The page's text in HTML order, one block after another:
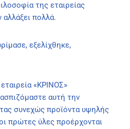
της εταιρείας
πολλά.
εξελίχθηκε,
«ΚΡΙΝΟΣ»
αυτή την
συνεχώς προϊόντα υψηλής
πρώτες ύλες προέρχονται